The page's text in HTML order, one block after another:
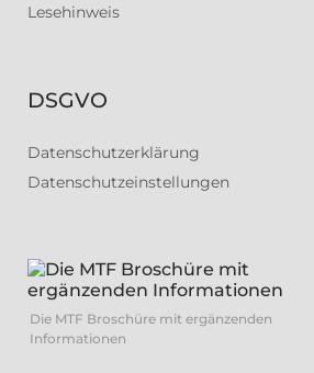
Lesehinweis
DSGVO
Datenschutzerklärung
Datenschutzeinstellungen
Die MTF Broschüre mit ergänzenden
Informationen